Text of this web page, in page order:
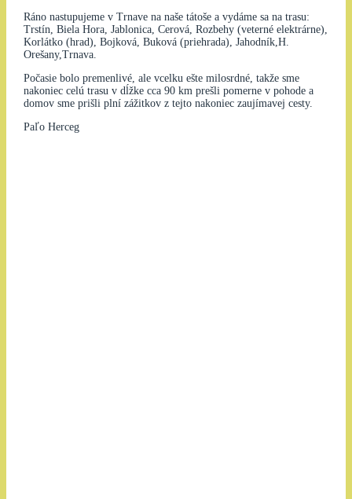
Ráno nastupujeme v Trnave na naše tátoše a vydáme sa na trasu:
Trstín, Biela Hora, Jablonica, Cerová, Rozbehy (veterné elektrárne),
Korlátko (hrad), Bojková, Buková (priehrada), Jahodník,H.
Orešany,Trnava.
Počasie bolo premenlivé, ale vcelku ešte milosrdné, takže sme
nakoniec celú trasu v dĺžke cca 90 km prešli pomerne v pohode a
domov sme prišli plní zážitkov z tejto nakoniec zaujímavej cesty.
Paľo Herceg